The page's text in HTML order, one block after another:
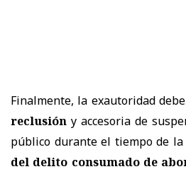
Finalmente, la exautoridad
reclusión y accesoria de
público durante el tiempo de la
del delito consumado de